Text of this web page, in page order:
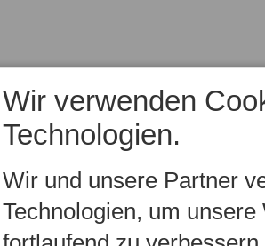
Wir verwenden
Technologien.
Wir und unsere Partner
Technologien, um